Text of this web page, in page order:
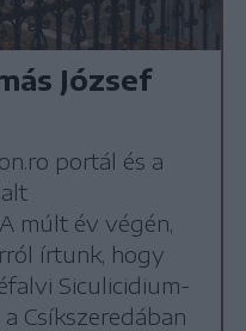
József
portál és a
múlt év végén,
írtunk, hogy
Siculicidium-
Csíkszeredában